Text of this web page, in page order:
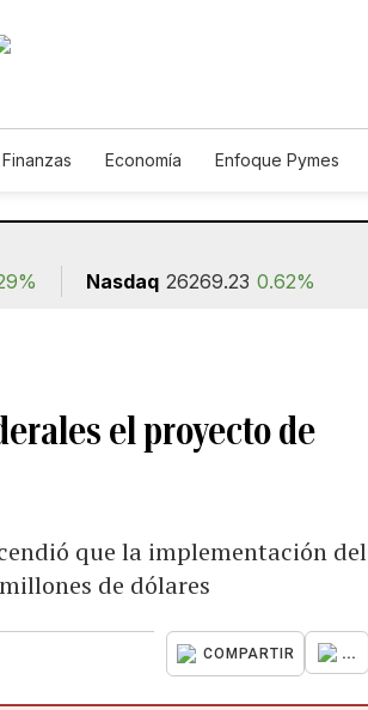
Economía Enfoque Pymes
Nasdaq 26269.23 0.62%
el proyecto de
que la implementación del
de dólares
COMPARTIR ...